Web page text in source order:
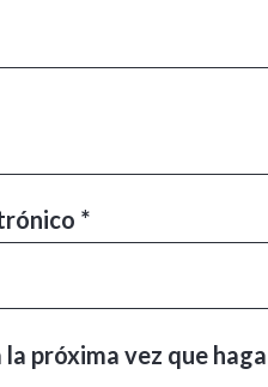
*
próxima vez que